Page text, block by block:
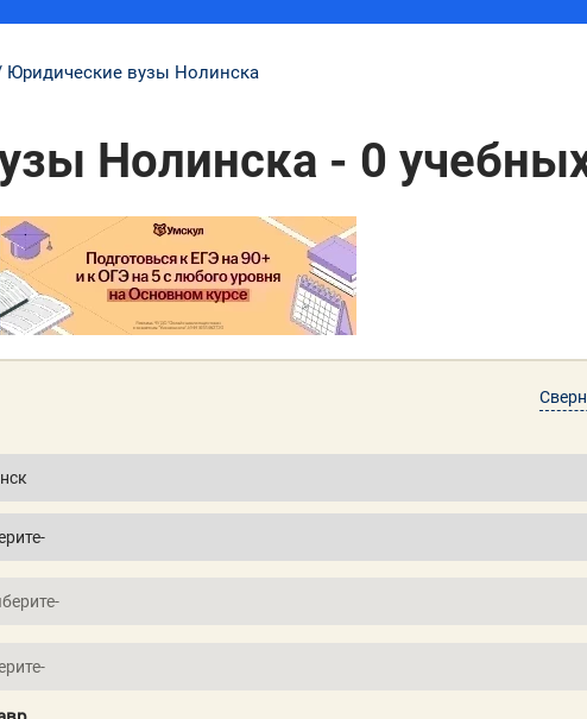
Юридические вузы Нолинска
Нолинска - 0